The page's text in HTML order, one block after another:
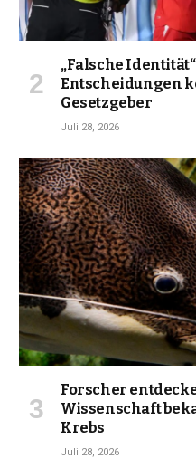
„Falsche
Entscheidungen
Gesetzgeber
Juli 28, 2026
Forscher
Wissenschaft
Krebs
Juli 28, 2026